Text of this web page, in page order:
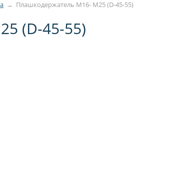
→ Плашкодержатель М16- М25 (D-45-55)
(D-45-55)